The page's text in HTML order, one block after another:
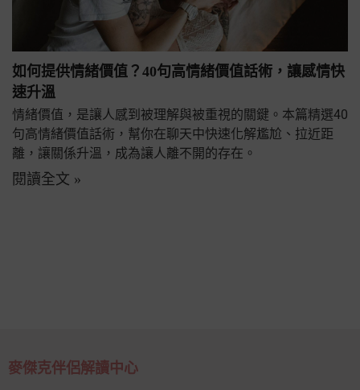
如何提供情緒價值？40句高情緒價值話術，讓感情快
速升溫
情緒價值，是讓人感到被理解與被重視的關鍵。本篇精選40
句高情緒價值話術，幫你在聊天中快速化解尷尬、拉近距
離，讓關係升溫，成為讓人離不開的存在。
閱讀全文 »
麥傑克伴侶解讀中心